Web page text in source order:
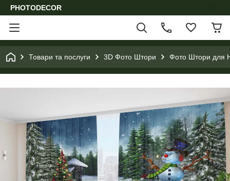
PHOTODECOR
Товари та послуги 3D Фото Штори Фото Штори для